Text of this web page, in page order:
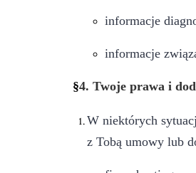
informacje
informacje
§4. Twoje prawa i
W niektórych
z Tobą umowy lub